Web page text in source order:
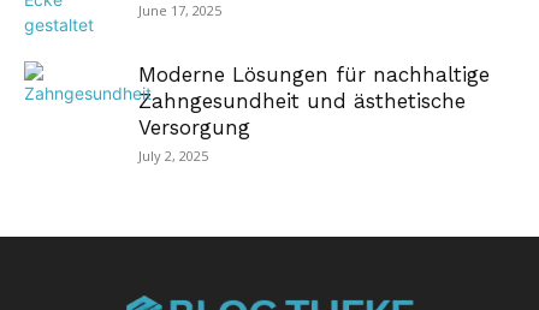
June 17, 2025
Moderne Lösungen für nachhaltige
Zahngesundheit und ästhetische
Versorgung
July 2, 2025